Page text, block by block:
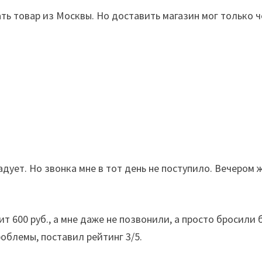
товар из Москвы. Но доставить магазин мог только
Но звонка мне в тот день не поступило.
600 руб., а мне даже не позвонили, а просто
поставил рейтинг 3/5.